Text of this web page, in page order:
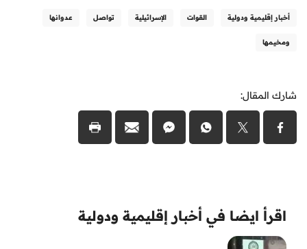
أخبار إقليمية ودولية القوات الإسرائيلية تواصل عدوانها
ومخيمها
شارك المقال:
اقرأ ايضا في أخبار إقليمية ودولية